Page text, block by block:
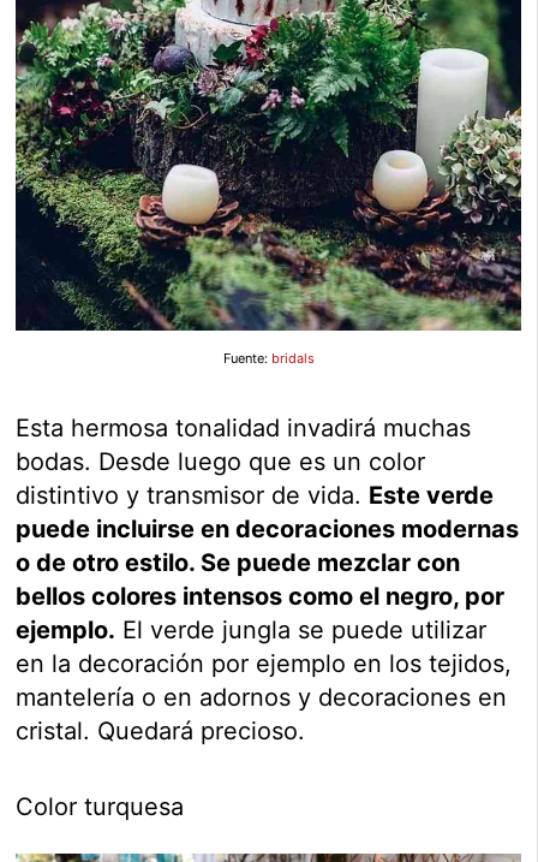
Fuente: bridals
Esta hermosa tonalidad invadirá muchas
bodas. Desde luego que es un color
distintivo y transmisor de vida. Este verde
puede incluirse en decoraciones modernas
o de otro estilo. Se puede mezclar con
bellos colores intensos como el negro, por
ejemplo. El verde jungla se puede utilizar
en la decoración por ejemplo en los tejidos,
mantelería o en adornos y decoraciones en
cristal. Quedará precioso.
Color turquesa